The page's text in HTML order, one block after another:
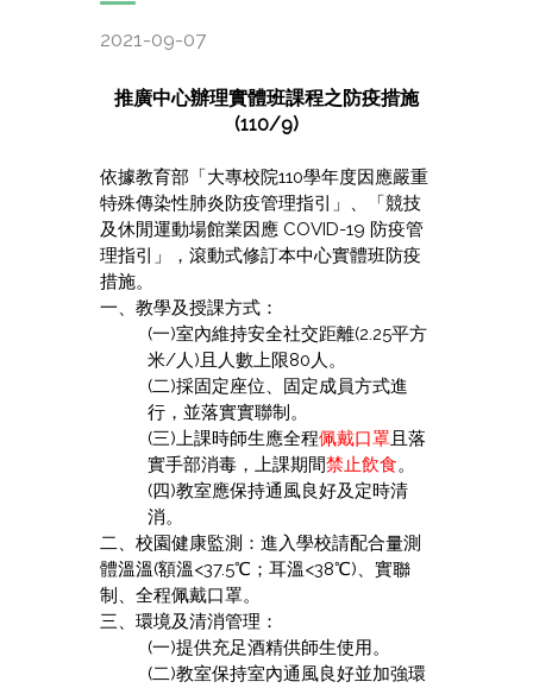
2021-09-07
推廣中心辦理實體班課程之防疫措施
(110/9)
依據教育部「大專校院110學年度因應嚴重
特殊傳染性肺炎防疫管理指引」、「競技
及休閒運動場館業因應 COVID-19 防疫管
理指引」，滾動式修訂本中心實體班防疫
措施。
一、教學及授課方式：
(一)室內維持安全社交距離(2.25平方
米/人)且人數上限80人。
(二)採固定座位、固定成員方式進
行，並落實實聯制。
(三)上課時師生應全程佩戴口罩且落
實手部消毒，上課期間禁止飲食。
(四)教室應保持通風良好及定時清
消。
二、校園健康監測：進入學校請配合量測
體溫溫(額溫<37.5℃；耳溫<38℃)、實聯
制、全程佩戴口罩。
三、環境及清消管理：
(一)提供充足酒精供師生使用。
(二)教室保持室內通風良好並加強環